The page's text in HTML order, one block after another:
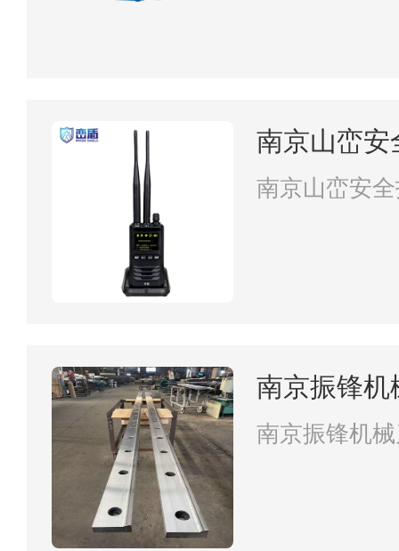
南京山峦安
南京山峦安
南京振锋机
南京振锋机